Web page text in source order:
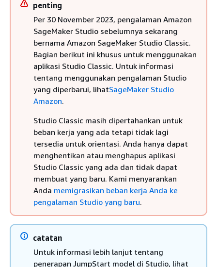
penting
Per 30 November 2023, pengalaman Amazon
SageMaker Studio sebelumnya sekarang
bernama Amazon SageMaker Studio Classic.
Bagian berikut ini khusus untuk menggunakan
aplikasi Studio Classic. Untuk informasi
tentang menggunakan pengalaman Studio
yang diperbarui, lihatSageMaker Studio
Amazon.
Studio Classic masih dipertahankan untuk
beban kerja yang ada tetapi tidak lagi
tersedia untuk orientasi. Anda hanya dapat
menghentikan atau menghapus aplikasi
Studio Classic yang ada dan tidak dapat
membuat yang baru. Kami menyarankan
Anda memigrasikan beban kerja Anda ke
pengalaman Studio yang baru.
catatan
Untuk informasi lebih lanjut tentang
penerapan JumpStart model di Studio, lihat